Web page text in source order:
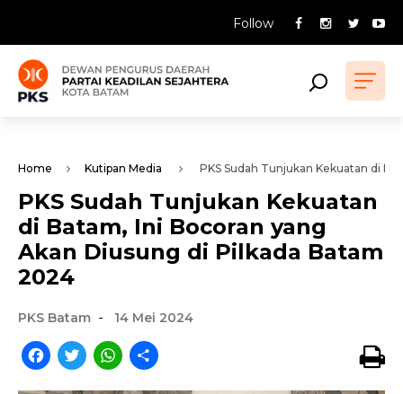
Follow
Home Kutipan Media PKS Sudah Tunjukan Kekuatan di
PKS Sudah Tunjukan Kekuatan
di Batam, Ini Bocoran yang
Akan Diusung di Pilkada Batam
2024
PKS Batam - 14 Mei 2024
Facebook
TwitterWhatsApp